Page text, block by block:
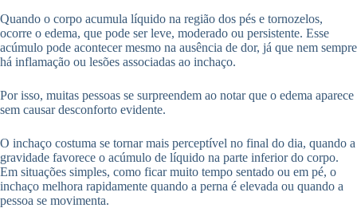
Quando o corpo acumula líquido na região dos pés e tornozelos,
ocorre o edema, que pode ser leve, moderado ou persistente. Esse
acúmulo pode acontecer mesmo na ausência de dor, já que nem sempre
há inflamação ou lesões associadas ao inchaço.
Por isso, muitas pessoas se surpreendem ao notar que o edema aparece
sem causar desconforto evidente.
O inchaço costuma se tornar mais perceptível no final do dia, quando a
gravidade favorece o acúmulo de líquido na parte inferior do corpo.
Em situações simples, como ficar muito tempo sentado ou em pé, o
inchaço melhora rapidamente quando a perna é elevada ou quando a
pessoa se movimenta.